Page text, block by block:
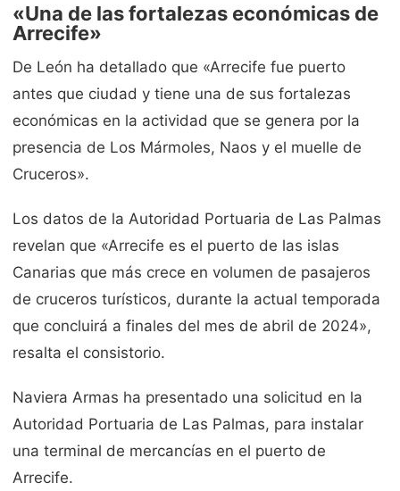
«Una de las fortalezas económicas de
Arrecife»
De León ha detallado que «Arrecife fue puerto
antes que ciudad y tiene una de sus fortalezas
económicas en la actividad que se genera por la
presencia de Los Mármoles, Naos y el muelle de
Cruceros».
Los datos de la Autoridad Portuaria de Las Palmas
revelan que «Arrecife es el puerto de las islas
Canarias que más crece en volumen de pasajeros
de cruceros turísticos, durante la actual temporada
que concluirá a finales del mes de abril de 2024»,
resalta el consistorio.
Naviera Armas ha presentado una solicitud en la
Autoridad Portuaria de Las Palmas, para instalar
una terminal de mercancías en el puerto de
Arrecife.